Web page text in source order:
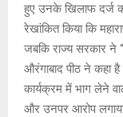
हुए उनके खिलाफ दर्ज
रेखांकित किया कि
जबकि राज्य सरकार ने
औरंगाबाद पीठ ने कहा
कार्यक्रम में भाग लेने वाले
और उनपर आरोप